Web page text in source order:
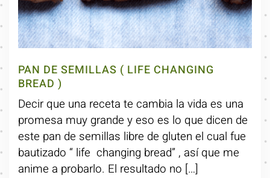
PAN DE SEMILLAS ( LIFE CHANGING
BREAD )
Decir que una receta te cambia la vida es una
promesa muy grande y eso es lo que dicen de
este pan de semillas libre de gluten el cual fue
bautizado “ life changing bread” , así que me
anime a probarlo. El resultado no […]